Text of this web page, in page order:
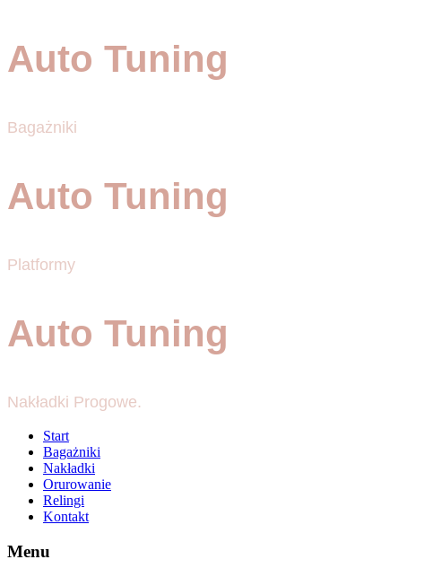
Auto Tuning
Bagażniki
Auto Tuning
Platformy
Auto Tuning
Nakładki Progowe.
Start
Bagażniki
Nakładki
Orurowanie
Relingi
Kontakt
Menu